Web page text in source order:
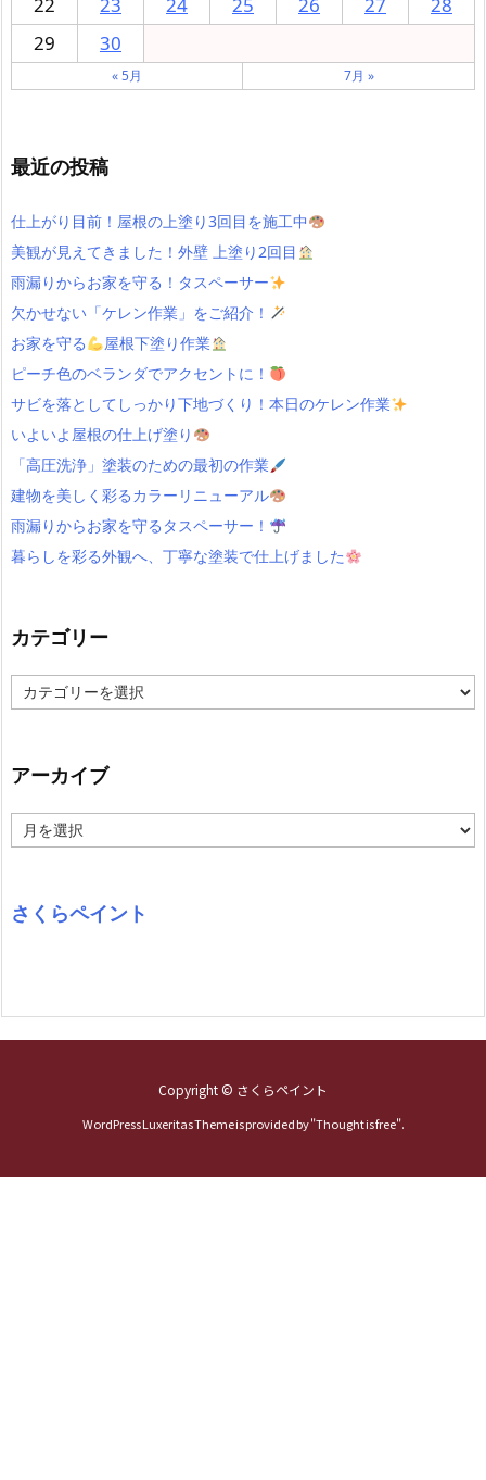
29
30
« 5月 7月 »
最近の投稿
仕上がり目前！屋根の上塗り3回目を施工中
美観が見えてきました！外壁 上塗り2回目
雨漏りからお家を守る！タスペーサー
欠かせない「ケレン作業」をご紹介！
お家を守る
屋根下塗り作業
ピーチ色のベランダでアクセントに！
サビを落としてしっかり下地づくり！本日のケレン作業
いよいよ屋根の仕上げ塗り
「高圧洗浄」塗装のための最初の作業
建物を美しく彩るカラーリニューアル
雨漏りからお家を守るタスペーサー！
暮らしを彩る外観へ、丁寧な塗装で仕上げました
カテゴリー
テ
ー
アーカイブ
ー
ブ
さくらペイント
Copyright © さくらペイント
WordPress Luxeritas Theme is provided by "Thought is free".